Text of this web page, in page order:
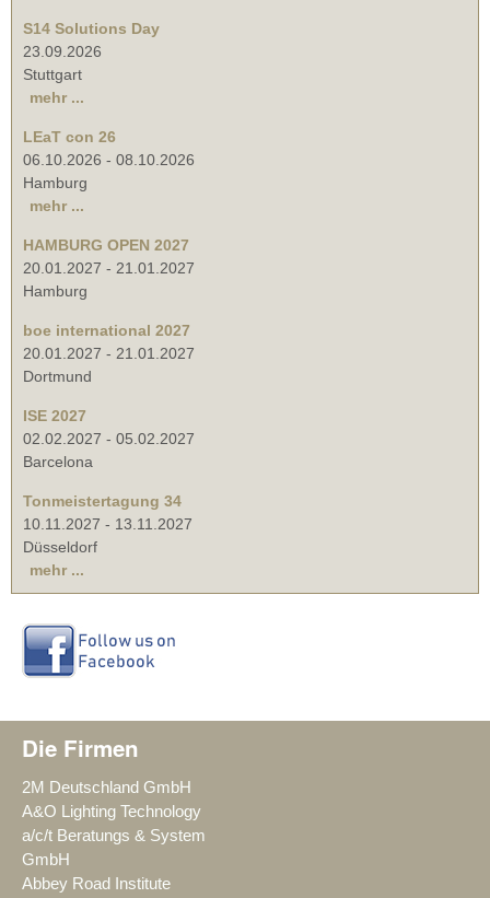
S14 Solutions Day
23.09.2026
Stuttgart
mehr ...
LEaT con 26
06.10.2026 - 08.10.2026
Hamburg
mehr ...
HAMBURG OPEN 2027
20.01.2027 - 21.01.2027
Hamburg
boe international 2027
20.01.2027 - 21.01.2027
Dortmund
ISE 2027
02.02.2027 - 05.02.2027
Barcelona
Tonmeistertagung 34
10.11.2027 - 13.11.2027
Düsseldorf
mehr ...
Die Firmen
2M Deutschland GmbH
A&O Lighting Technology
a/c/t Beratungs & System
GmbH
Abbey Road Institute